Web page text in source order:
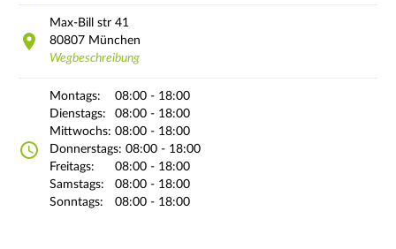
Max-Bill str 41
80807 München
Wegbeschreibung
Montags:
08:00 - 18:00
Dienstags:
08:00 - 18:00
Mittwochs: 08:00 - 18:00
Donnerstags: 08:00 - 18:00
Freitags:
08:00 - 18:00
Samstags:
08:00 - 18:00
Sonntags:
08:00 - 18:00